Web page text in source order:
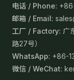
电话 / Phone:
邮箱 / Email:
工厂 / Factory: 广
路27号）
WhatsApp: +86-
微信 / WeChat: